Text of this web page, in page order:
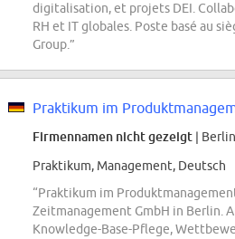
digitalisation, et projets DEI.
RH et IT globales. Poste basé au
Group.”
Praktikum im
Firmennamen nicht gezeigt | Berlin
Praktikum, Management, Deutsch
“Praktikum im
Zeitmanagement GmbH in Berlin.
Knowledge-Base-Pflege,